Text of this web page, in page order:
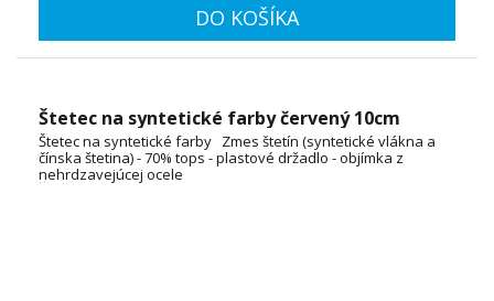
DO KOŠÍKA
Štetec na syntetické farby červený 10cm
Štetec na syntetické farby Zmes štetín (syntetické vlákna a
čínska štetina) - 70% tops - plastové držadlo - objímka z
nehrdzavejúcej ocele